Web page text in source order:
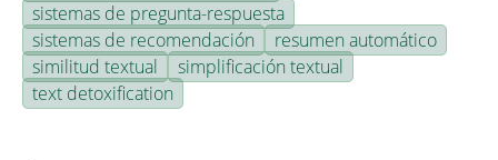
sistemas de pregunta-respuesta
sistemas de recomendación
resumen automático
similitud textual
simplificación textual
text detoxification